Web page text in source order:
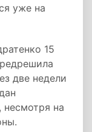
уже на
15
две недели
на